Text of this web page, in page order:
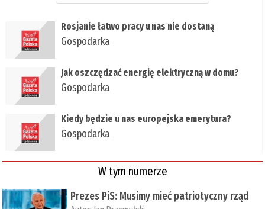
Rosjanie łatwo pracy u nas nie dostaną
Gospodarka
Jak oszczędzać energię elektryczną w domu?
Gospodarka
Kiedy będzie u nas europejska emerytura?
Gospodarka
W tym numerze
Prezes PiS: Musimy mieć patriotyczny rząd